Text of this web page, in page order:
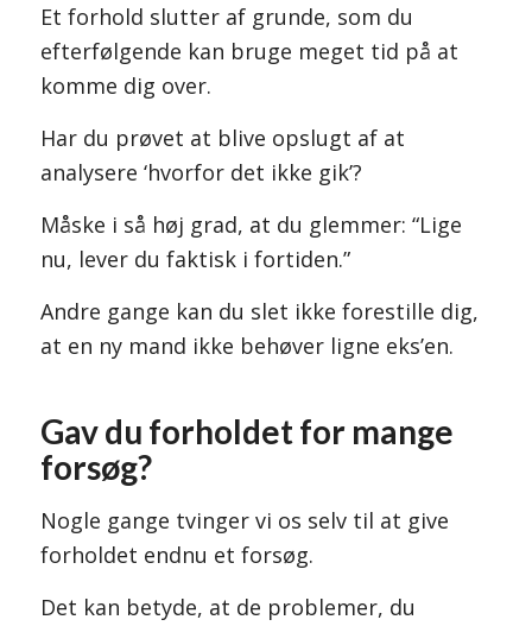
Et forhold slutter af grunde, som du
efterfølgende kan bruge meget tid på at
komme dig over.
Har du prøvet at blive opslugt af at
analysere ‘hvorfor det ikke gik’?
Måske i så høj grad, at du glemmer: “Lige
nu, lever du faktisk i fortiden.”
Andre gange kan du slet ikke forestille dig,
at en ny mand ikke behøver ligne eks’en.
Gav du forholdet for mange
forsøg?
Nogle gange tvinger vi os selv til at give
forholdet endnu et forsøg.
Det kan betyde, at de problemer, du